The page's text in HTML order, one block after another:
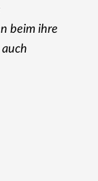
beim ihre